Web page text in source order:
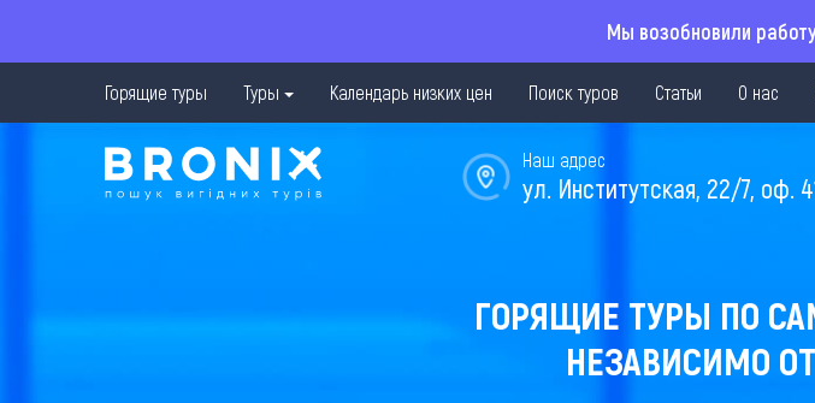
Мы возобновили
Горящие туры Туры Календарь низких цен Поиск туров Статьи О нас
Наш адрес
ул. Институтская, 22/7, оф.
ГОРЯЩИЕ ТУРЫ ПО
НЕЗАВИСИМО